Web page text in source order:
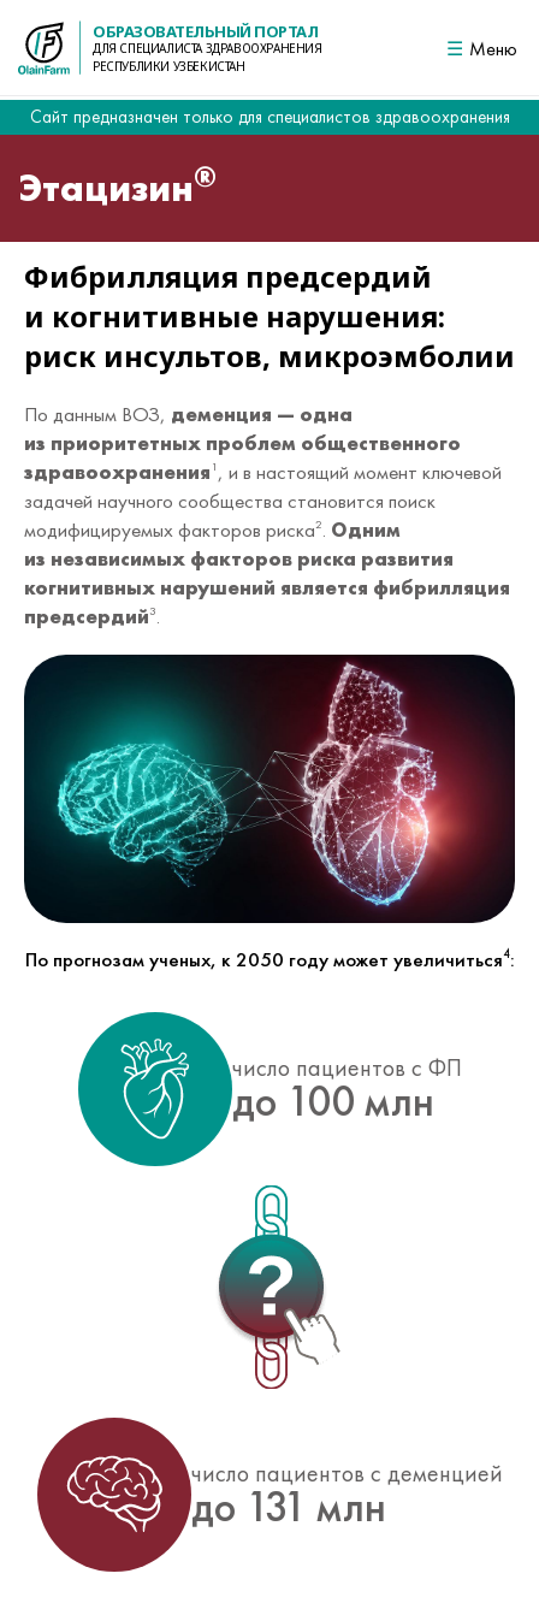
ОБРАЗОВАТЕЛЬНЫЙ ПОРТАЛ
ДЛЯ СПЕЦИАЛИСТА ЗДРАВООХРАНЕНИЯ
РЕСПУБЛИКИ УЗБЕКИСТАН
Меню
Сайт предназначен только для специалистов здравоохранения
Этацизин®
Фибрилляция предсердий
и когнитивные нарушения:
риск инсультов, микроэмболии
По данным ВОЗ, деменция — одна
из приоритетных проблем общественного
здравоохранения 1 , и в настоящий момент ключевой
задачей научного сообщества становится поиск
модифицируемых факторов риска2. Одним
из независимых факторов риска развития
когнитивных нарушений является фибрилляция
предсердий3.
По прогнозам ученых, к 2050 году может увеличиться4:
число пациентов с ФП
до 100 млн
число пациентов с деменцией
до 131 млн